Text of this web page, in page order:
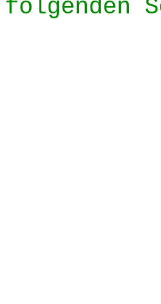
folgenden